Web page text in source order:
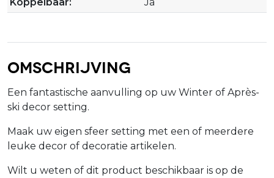
Omschrijving
Een fantastische aanvulling op uw Winter of Après-
ski decor setting.
Maak uw eigen sfeer setting met een of meerdere
leuke decor of decoratie artikelen.
Wilt u weten of dit product beschikbaar is op de